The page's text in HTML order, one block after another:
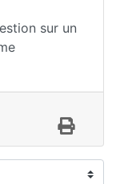
sur un